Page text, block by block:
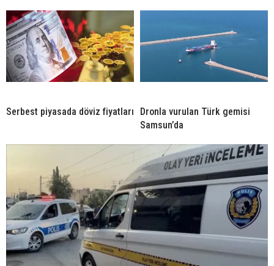
Serbest piyasada döviz fiyatları
Dronla vurulan Türk gemisi
Samsun’da